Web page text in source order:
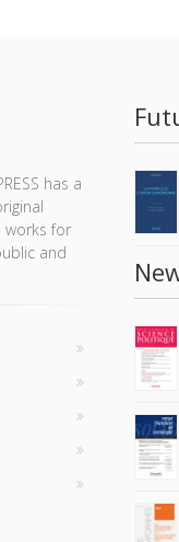
has a
works for
and